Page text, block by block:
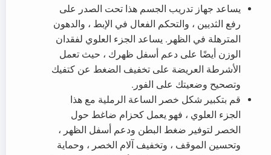
يساعد جهاز تدريب الجسم هذا تحت الصدر على
رفع الثديين ، والتحكم الفعال في الإبط ، والدهون
المترهلة في الظهر. يساعد الجزء العلوي لفقدان
الوزن أيضًا على دعم أسفل ظهرك ، حيث تعمل
الأشرطة العريضة على تخفيف الضغط عن كتفيك
وتصحيح وضعيتك على الفور.
قم بتكبير شكل خصر الساعة الرملية مع هذا
الجزء العلوي ، فهو يعمل كحزام ضاغط حول
الخصر لتوفير ضغط البطن ودعم أسفل الظهر ،
وتحسين الموقف ، وتخفيف آلام الخصر ، وحماية